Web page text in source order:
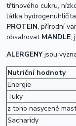
třtinového cukru,
látka
PROTEIN, přírodní
obsahovat MANDLE,
ALERGENYjsou
Nutriční hodnoty
Energie
Tuky
z toho nasycené
Sacharidy